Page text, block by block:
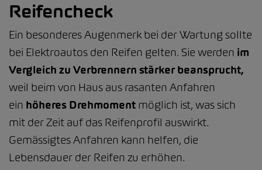
Reifencheck
Ein besonderes Augenmerk bei der Wartung sollte
bei Elektroautos den Reifen gelten. Sie werden im
Vergleich zu Verbrennern stärker beansprucht,
weil beim von Haus aus rasanten Anfahren
ein höheres Drehmoment möglich ist, was sich
mit der Zeit auf das Reifenprofil auswirkt.
Gemässigtes Anfahren kann helfen, die
Lebensdauer der Reifen zu erhöhen.